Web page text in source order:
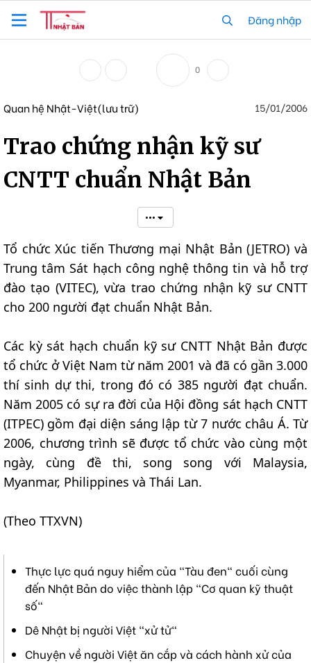
Đăng nhập
0
Quan hệ Nhật-Việt(lưu trữ) 15/01/2006
Trao chứng nhận kỹ sư
CNTT chuẩn Nhật Bản
•••
Tổ chức Xúc tiến Thương mại Nhật Bản (JETRO) và
Trung tâm Sát hạch công nghệ thông tin và hỗ trợ
đào tạo (VITEC), vừa trao chứng nhận kỹ sư CNTT
cho 200 người đạt chuẩn Nhật Bản.
Các kỳ sát hạch chuẩn kỹ sư CNTT Nhật Bản được
tổ chức ở Việt Nam từ năm 2001 và đã có gần 3.000
thí sinh dự thi, trong đó có 385 người đạt chuẩn.
Năm 2005 có sự ra đời của Hội đồng sát hạch CNTT
(ITPEC) gồm đại diện sáng lập từ 7 nước châu Á. Từ
2006, chương trình sẽ được tổ chức vào cùng một
ngày, cùng đề thi, song song với Malaysia,
Myanmar, Philippines và Thái Lan.
(Theo TTXVN)
Thực lực quá nguy hiểm của "Tàu đen" cuối cùng
đến Nhật Bản do việc thành lập "Cơ quan kỹ thuật
số"
Dê Nhật bị người Việt "xử tử"
Chuyện về người Việt ăn cắp và cách hành xử của